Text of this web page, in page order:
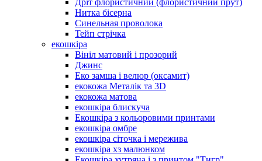
Дріт флористичний (флористичний прут)
Нитка бісерна
Синельная проволока
Тейп стрічка
екошкіра
Вініл матовий і прозорий
Джинс
Еко замша і велюр (оксамит)
екокожа Металік та 3D
екокожа матова
екошкіра блискуча
Екошкіра з кольоровими принтами
екошкіра омбре
екошкіра сіточка і мережива
екошкіра хз малюнком